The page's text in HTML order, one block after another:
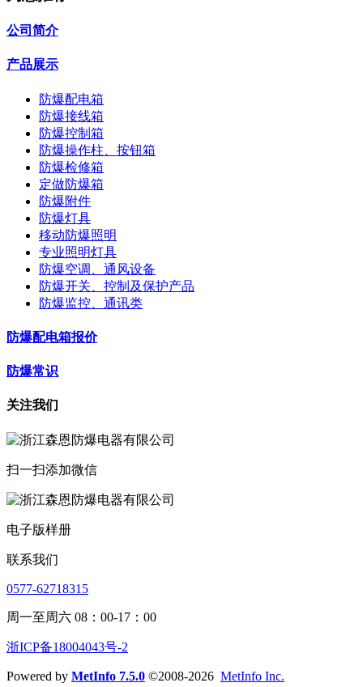
公司简介
产品展示
防爆配电箱
防爆接线箱
防爆控制箱
防爆操作柱、按钮箱
防爆检修箱
定做防爆箱
防爆附件
防爆灯具
移动防爆照明
专业照明灯具
防爆空调、通风设备
防爆开关、控制及保护产品
防爆监控、通讯类
防爆配电箱报价
防爆常识
关注我们
扫一扫添加微信
电子版样册
联系我们
0577-62718315
周一至周六 08：00-17：00
浙ICP备18004043号-2
Powered by MetInfo 7.5.0 ©2008-2026 MetInfo Inc.